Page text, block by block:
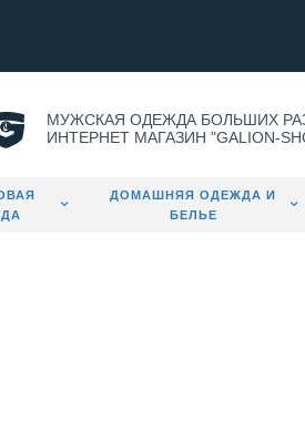
МУЖСКАЯ ОДЕЖДА БОЛЬШИХ
ИНТЕРНЕТ МАГАЗИН "GALION-
ДОМАШНЯЯ ОДЕЖДА И
БЕЛЬЕ